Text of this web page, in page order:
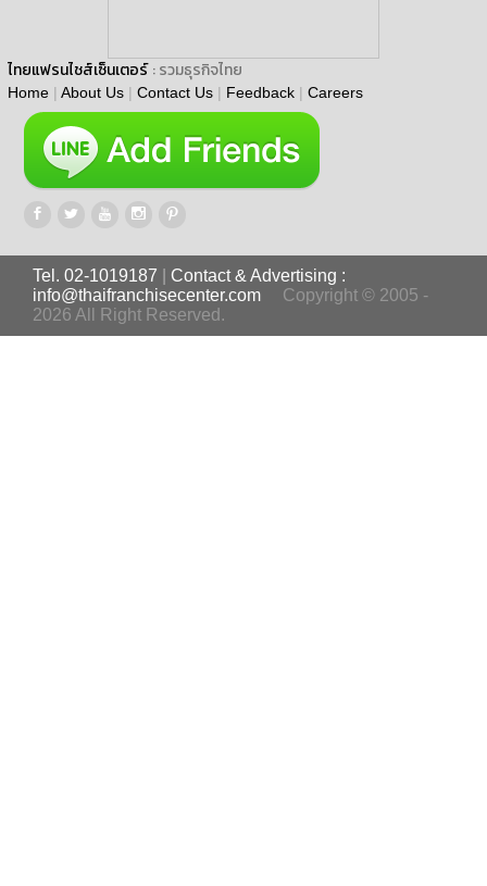
ไทยแฟรนไชส์เซ็นเตอร์ : รวมธุรกิจไทย
Home | About Us | Contact Us | Feedback | Careers
Tel. 02-1019187
Contact & Advertising :
info@thaifranchisecenter.com
Copyright © 2005 -
2026 All Right Reserved.